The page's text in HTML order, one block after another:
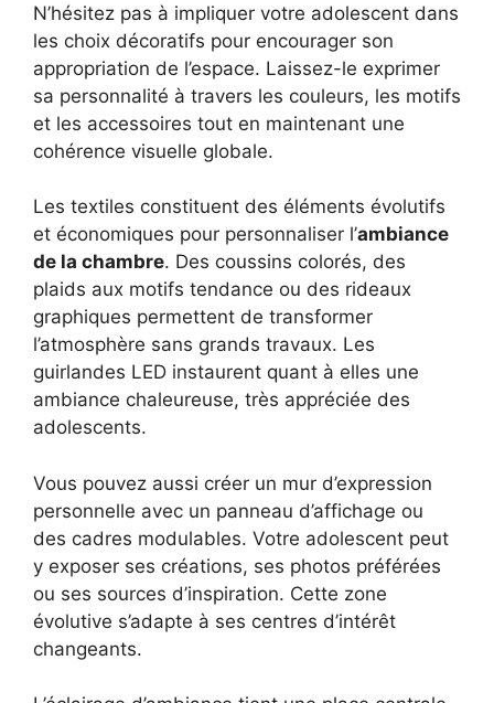
N’hésitez pas à impliquer votre adolescent dans
les choix décoratifs pour encourager son
appropriation de l’espace. Laissez-le exprimer
sa personnalité à travers les couleurs, les motifs
et les accessoires tout en maintenant une
cohérence visuelle globale.
Les textiles constituent des éléments évolutifs
et économiques pour personnaliser l’ambiance
de la chambre. Des coussins colorés, des
plaids aux motifs tendance ou des rideaux
graphiques permettent de transformer
l’atmosphère sans grands travaux. Les
guirlandes LED instaurent quant à elles une
ambiance chaleureuse, très appréciée des
adolescents.
Vous pouvez aussi créer un mur d’expression
personnelle avec un panneau d’affichage ou
des cadres modulables. Votre adolescent peut
y exposer ses créations, ses photos préférées
ou ses sources d’inspiration. Cette zone
évolutive s’adapte à ses centres d’intérêt
changeants.